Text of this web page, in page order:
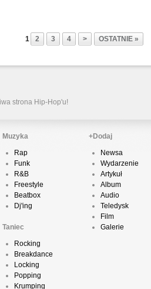
1 2 3 4 > OSTATNIE »
strona Hip-Hop'u!
Muzyka
Rap
Funk
R&B
Freestyle
Beatbox
Dj'ing
Taniec
Rocking
Breakdance
Locking
Popping
Krumping
+Dodaj
Newsa
Wydarzenie
Artykuł
Album
Audio
Teledysk
Film
Galerie